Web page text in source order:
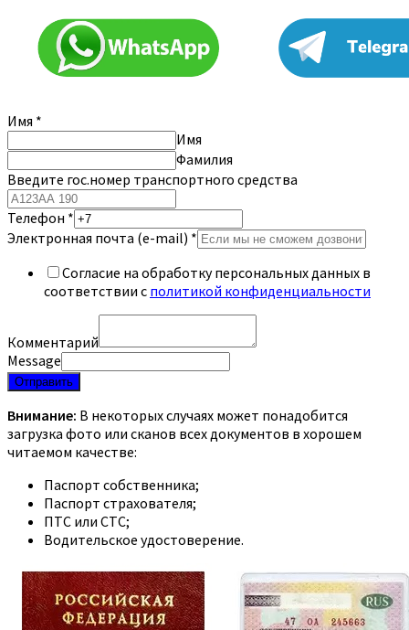
Имя *
Имя
Фамилия
Введите гос.номер транспортного средства
Телефон *
Электронная почта (e-mail) *
Согласие на обработку персональных данных в
соответствии с политикой конфиденциальности
Комментарий
Message
Отправить
Внимание: В некоторых случаях может понадобится
загрузка фото или сканов всех документов в хорошем
читаемом качестве:
Паспорт собственника;
Паспорт страхователя;
ПТС или СТС;
Водительское удостоверение.